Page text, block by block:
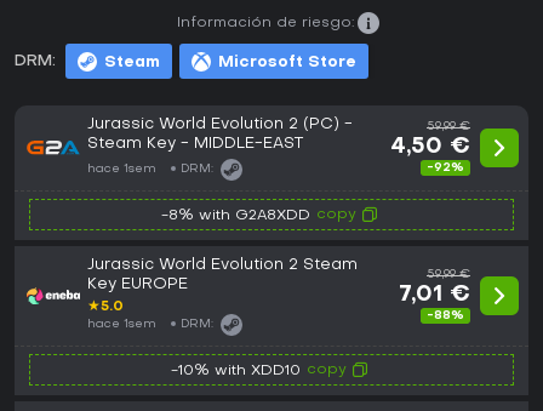
DRM: Steam Microsoft Store
Información de riesgo:
Jurassic World Evolution 2 (PC) -
Steam Key - MIDDLE-EAST
hace 1sem DRM:
59,99 €
4,50 €
-92%
-8% with G2A8XDD copy
Jurassic World Evolution 2 Steam
Key EUROPE
★5.0
hace 1sem DRM:
59,99 €
7,01 €
-88%
-10% with XDD10 copy